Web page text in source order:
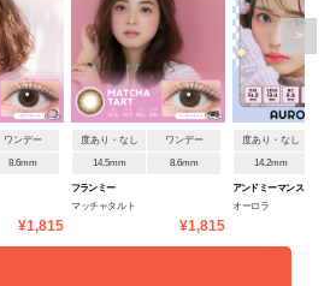
ワンデー
8.6mm
¥1,815
度あり・なし ワンデー
14.5mm 8.6mm
フランミー
マッチャタルト
¥1,815
度あり・なし
14.2mm
アンドミー マンスリー
オーロラ
>